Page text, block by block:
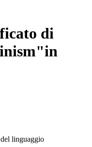
di
linguaggio